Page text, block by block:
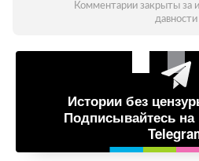
Комментарии закрыты за
давности
Истории без
Подписывайтесь на